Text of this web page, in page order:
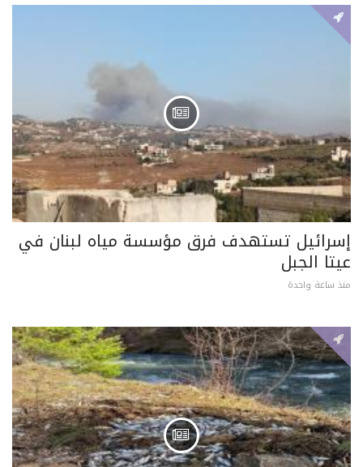
إسرائيل تستهدف فرق مؤسسة مياه لبنان في
عيتا الجبل
منذ ساعة واحدة